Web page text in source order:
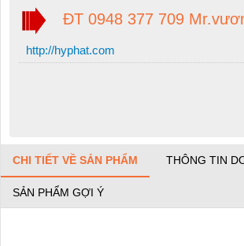
ĐT 0948 377 709
http://hyphat.com
CHI TIẾT VỀ SẢN PHẨM THÔNG TIN
SẢN PHẨM GỢI Ý